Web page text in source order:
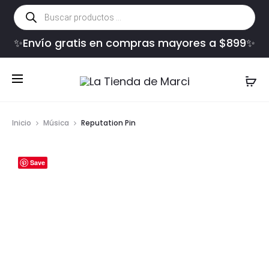
Búsqueda
de
productos
✨Envío gratis en compras mayores a $899✨
Inicio Música Reputation Pin
Save